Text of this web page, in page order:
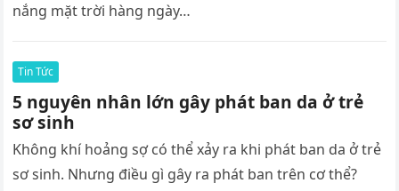
nắng mặt trời hàng ngày…
Tin Tức
5 nguyên nhân lớn gây phát ban da ở trẻ
sơ sinh
Không khí hoảng sợ có thể xảy ra khi phát ban da ở trẻ
sơ sinh. Nhưng điều gì gây ra phát ban trên cơ thể?